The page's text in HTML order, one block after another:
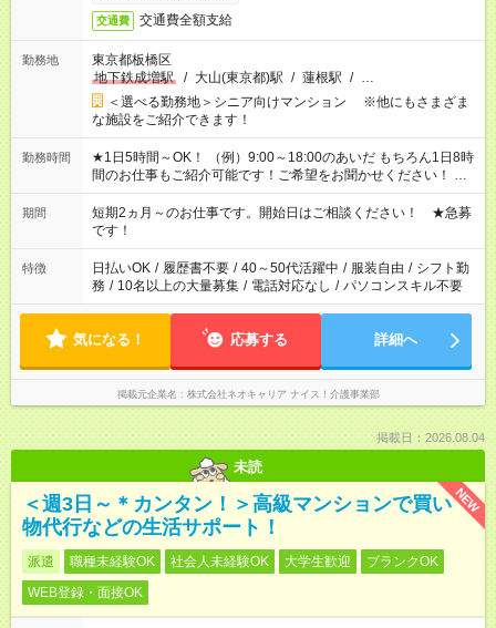
交通費 交通費全額支給
勤務地
東京都板橋区
地下鉄成増駅
/ 大山(東京都)駅 / 蓮根駅 / …
＜選べる勤務地＞シニア向けマンション ※他にもさまざま
な施設をご紹介できます！
勤務時間
★1日5時間～OK！ （例）9:00～18:00のあいだ もちろん1日8時
間のお仕事もご紹介可能です！ご希望をお聞かせください！ ★
家庭の都合でお休みが必要な場合も遠慮なくご相談ください。
※週最低15時間以上の勤務が必要です
期間
短期2ヵ月～のお仕事です。開始日はご相談ください！ ★急募
です！
特徴 日払いOK / 履歴書不要 / 40～50代活躍中 / 服装自由 / シフト勤
務 / 10名以上の大量募集 / 電話対応なし / パソコンスキル不要
気になる！ 応募する 詳細へ
掲載元企業名 株式会社ネオキャリア ナイス！介護事業部
掲載日：2026.08.04
未読
NEW
＜週3日～＊カンタン！＞高級マンションで買い
物代行などの生活サポート！
派遣 職種未経験OK 社会人未経験OK 大学生歓迎
ブランクOK
WEB登録・面接OK